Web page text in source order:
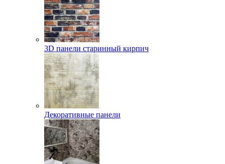
3D панели старинный кирпич
Декоративные панели